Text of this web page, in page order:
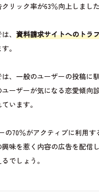
リック率が63％向上しました
、 資料請求サイトへのトラ
。
、一般のユーザーの投稿に
ーザーが気になる恋愛傾向
います。
の70％がアクティブに利用す
味を惹く内容の広告を配信
でしょう。